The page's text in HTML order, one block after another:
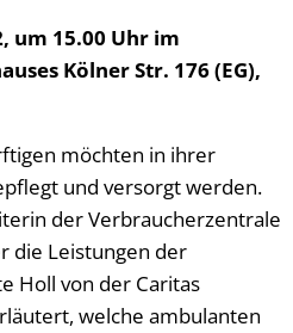
um 15.00 Uhr im
Kölner Str. 176 (EG),
möchten in ihrer
und versorgt werden.
der Verbraucherzentrale
die Leistungen der
Holl von der Caritas
welche ambulanten